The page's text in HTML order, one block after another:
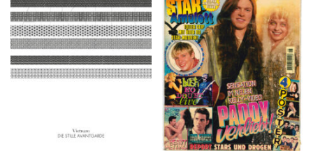
ARCH+ Nr. 226, Herbst
2016
BRAVO – Nr. 8, 13. Febr.
1997